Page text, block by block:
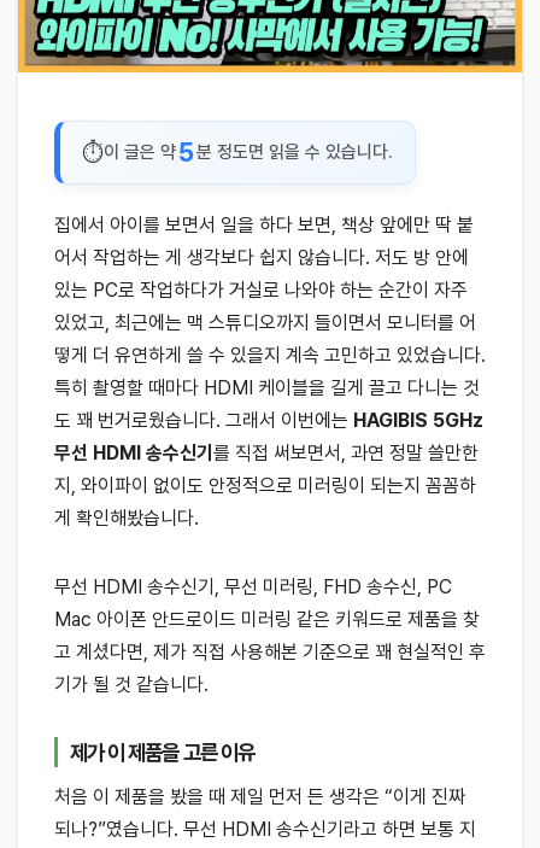
이 글은 약5분 정도면 읽을 수 있습니다.
집에서 아이를 보면서 일을 하다 보면, 책상 앞에만 딱 붙
어서 작업하는 게 생각보다 쉽지 않습니다. 저도 방 안에
있는 PC로 작업하다가 거실로 나와야 하는 순간이 자주
있었고, 최근에는 맥 스튜디오까지 들이면서 모니터를 어
떻게 더 유연하게 쓸 수 있을지 계속 고민하고 있었습니다.
특히 촬영할 때마다 HDMI 케이블을 길게 끌고 다니는 것
도 꽤 번거로웠습니다. 그래서 이번에는 HAGIBIS 5GHz
무선 HDMI 송수신기 를 직접 써보면서, 과연 정말 쓸만한
지, 와이파이 없이도 안정적으로 미러링이 되는지 꼼꼼하
게 확인해봤습니다.
무선 HDMI 송수신기, 무선 미러링, FHD 송수신, PC
Mac 아이폰 안드로이드 미러링 같은 키워드로 제품을 찾
고 계셨다면, 제가 직접 사용해본 기준으로 꽤 현실적인 후
기가 될 것 같습니다.
제가 이 제품을 고른 이유
처음 이 제품을 봤을 때 제일 먼저 든 생각은 “이게 진짜
되나?”였습니다. 무선 HDMI 송수신기라고 하면 보통 지